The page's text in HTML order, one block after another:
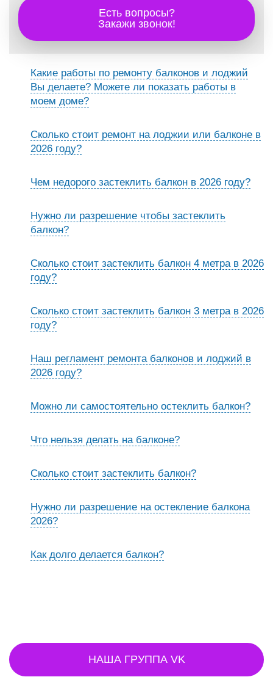
Есть вопросы?
Закажи звонок!
Какие работы по ремонту балконов и лоджий
Вы делаете? Можете ли показать работы в
моем доме?
Сколько стоит ремонт на лоджии или балконе в
2026 году?
Чем недорого застеклить балкон в 2026 году?
Нужно ли разрешение чтобы застеклить
балкон?
Сколько стоит застеклить балкон 4 метра в 2026
году?
Сколько стоит застеклить балкон 3 метра в 2026
году?
Наш регламент ремонта балконов и лоджий в
2026 году?
Можно ли самостоятельно остеклить балкон?
Что нельзя делать на балконе?
Сколько стоит застеклить балкон?
Нужно ли разрешение на остекление балкона
2026?
Как долго делается балкон?
НАША ГРУППА VK